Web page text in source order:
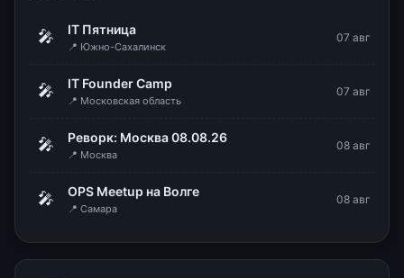
🎤 IT Пятница
📍 Южно-Сахалинск
07 авг
🎤 IT Founder Camp
📍 Московская область
07 авг
🎤 Реворк: Москва 08.08.26
📍 Москва
08 авг
🎤 OPS Meetup на Волге
📍 Самара
08 авг